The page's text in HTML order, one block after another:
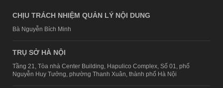
CHỊU TRÁCH NHIỆM QUẢN LÝ NỘI DUNG
Bà Nguyễn Bích Minh
TRỤ SỞ HÀ NỘI
Tầng 21, Tòa nhà Center Building, Hapulico Complex, Số 01, phố
Nguyễn Huy Tưởng, phường Thanh Xuân, thành phố Hà Nội